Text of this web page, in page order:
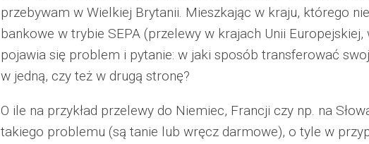
przebywam w Wielkiej Brytanii. Mieszkając w kraju, którego
bankowe w trybie SEPA (przelewy w krajach Unii
pojawia się problem i pytanie: w jaki sposób transferować
w jedną, czy też w drugą stronę?
O ile na przykład przelewy do Niemiec, Francji czy np. na
takiego problemu (są tanie lub wręcz darmowe), o tyle w